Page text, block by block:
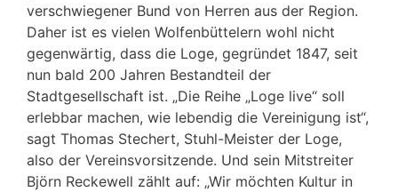
verschwiegener Bund von Herren aus der Region.
Daher ist es vielen Wolfenbüttelern wohl nicht
gegenwärtig, dass die Loge, gegründet 1847, seit
nun bald 200 Jahren Bestandteil der
Stadtgesellschaft ist. „Die Reihe „Loge live“ soll
erlebbar machen, wie lebendig die Vereinigung ist“,
sagt Thomas Stechert, Stuhl-Meister der Loge,
also der Vereinsvorsitzende. Und sein Mitstreiter
Björn Reckewell zählt auf: „Wir möchten Kultur in